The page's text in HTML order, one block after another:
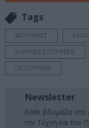
Tags
ΒΙΟΓΡΑΦΙΕΣ
ΕΛΛΗΝΕΣ ΣΥΓΓΡΑΦΕΙΣ
ΠΕΖΟΓΡΑΦΙΑ
Newsletter
Κάθε βδομάδα στο
την Τέχνη και τον